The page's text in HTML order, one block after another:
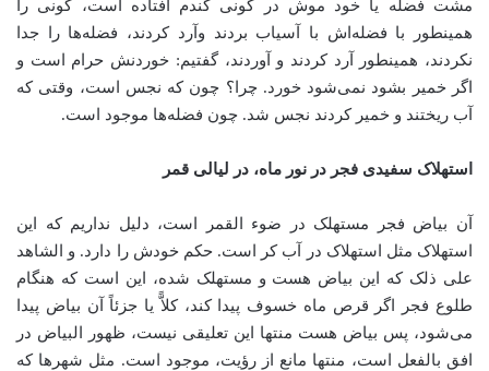
مشت فضله یا خود موش در گونی گندم افتاده است، گونی را
همینطور با فضله‌اش با آسیاب بردند وآرد کردند، فضله‌ها را جدا
نکردند، همینطور آرد کردند و آوردند، گفتیم: خوردنش حرام است و
اگر خمیر بشود نمی‌شود خورد. چرا؟ چون که نجس است، وقتی که
آب ریختند و خمیر کردند نجس شد. چون فضله‌ها موجود است.
استهلاک سفیدی فجر در نور ماه، در لیالی قمر
آن بیاض فجر مستهلک در ضوء القمر است، دلیل نداریم که این
استهلاک مثل استهلاک در آب کر است. حکم خودش را دارد. و الشاهد
علی ذلک که این بیاض هست و مستهلک شده، این است که هنگام
طلوع فجر اگر قرص ماه خسوف پیدا کند، کلاًّ یا جزئاً آن بیاض پیدا
می‌شود، پس بیاض هست منتها این تعلیقی نیست، ظهور البیاض در
افق بالفعل است، منتها مانع از رؤیت، موجود است. مثل شهرها که